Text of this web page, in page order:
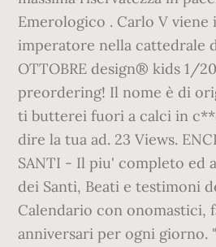
Emerologico . Carlo V
imperatore nella cattedrale
OTTOBRE design® kids 1/
preordering! Il nome è di
ti butterei fuori a calci in
dire la tua ad. 23 Views.
SANTI - Il piu' completo ed
dei Santi, Beati e testimoni
Calendario con onomastici,
anniversari per ogni giorno.